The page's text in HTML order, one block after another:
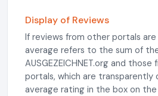
Display of Reviews
If reviews from other portals
average refers to the sum of
AUSGEZEICHNET.org and
portals, which are transparently
average rating in the box on